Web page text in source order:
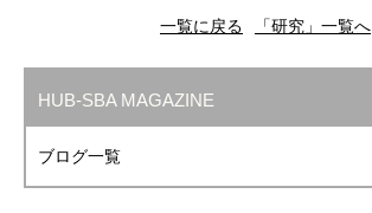
一覧に戻る 「研究」一覧へ
HUB-SBA MAGAZINE
ブログ一覧